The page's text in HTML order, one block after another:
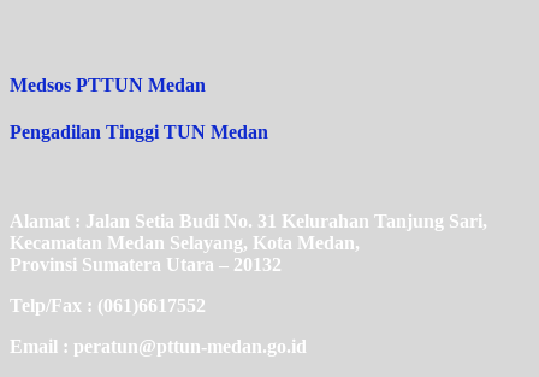
Medsos PTTUN Medan
Pengadilan Tinggi TUN Medan
Alamat : Jalan Setia Budi No. 31 Kelurahan Tanjung Sari,
Kecamatan Medan Selayang, Kota Medan,
Provinsi Sumatera Utara – 20132
Telp/Fax : (061)6617552
Email : peratun@pttun-medan.go.id